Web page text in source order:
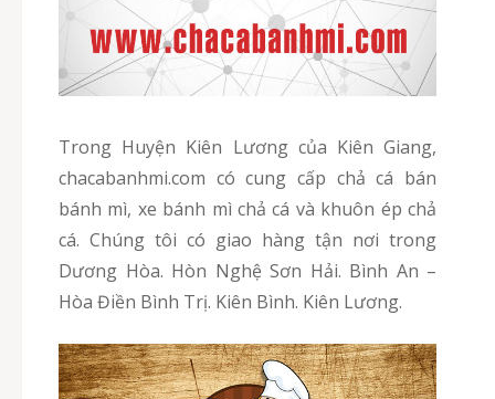
Trong Huyện Kiên Lương của Kiên Giang,
chacabanhmi.com có cung cấp chả cá bán
bánh mì, xe bánh mì chả cá và khuôn ép chả
cá. Chúng tôi có giao hàng tận nơi trong
Dương Hòa. Hòn Nghệ Sơn Hải. Bình An –
Hòa Điền Bình Trị. Kiên Bình. Kiên Lương.